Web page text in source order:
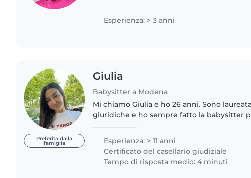
Esperienza: > 3 anni
Preferita dalla
famiglia
Giulia
Babysitter a Modena
Mi chiamo Giulia e ho 26 anni. Sono
giuridiche e ho sempre fatto la babysitter
un'amica di mia mamma...
Esperienza: > 11 anni
Certificato del casellario giudiziale
Tempo di risposta medio: 4 minuti